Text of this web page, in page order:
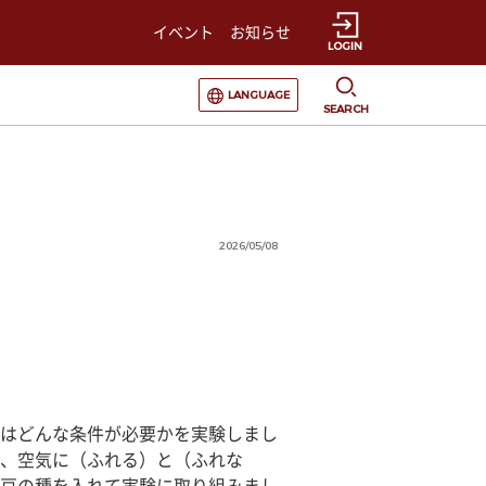
イベント お知らせ
LOGIN
選択すると言語の切替が発生します
LANGUAGE
SEARCH
2026/05/08
どんな条件が必要かを実験しまし
空気に（ふれる）と（ふれな